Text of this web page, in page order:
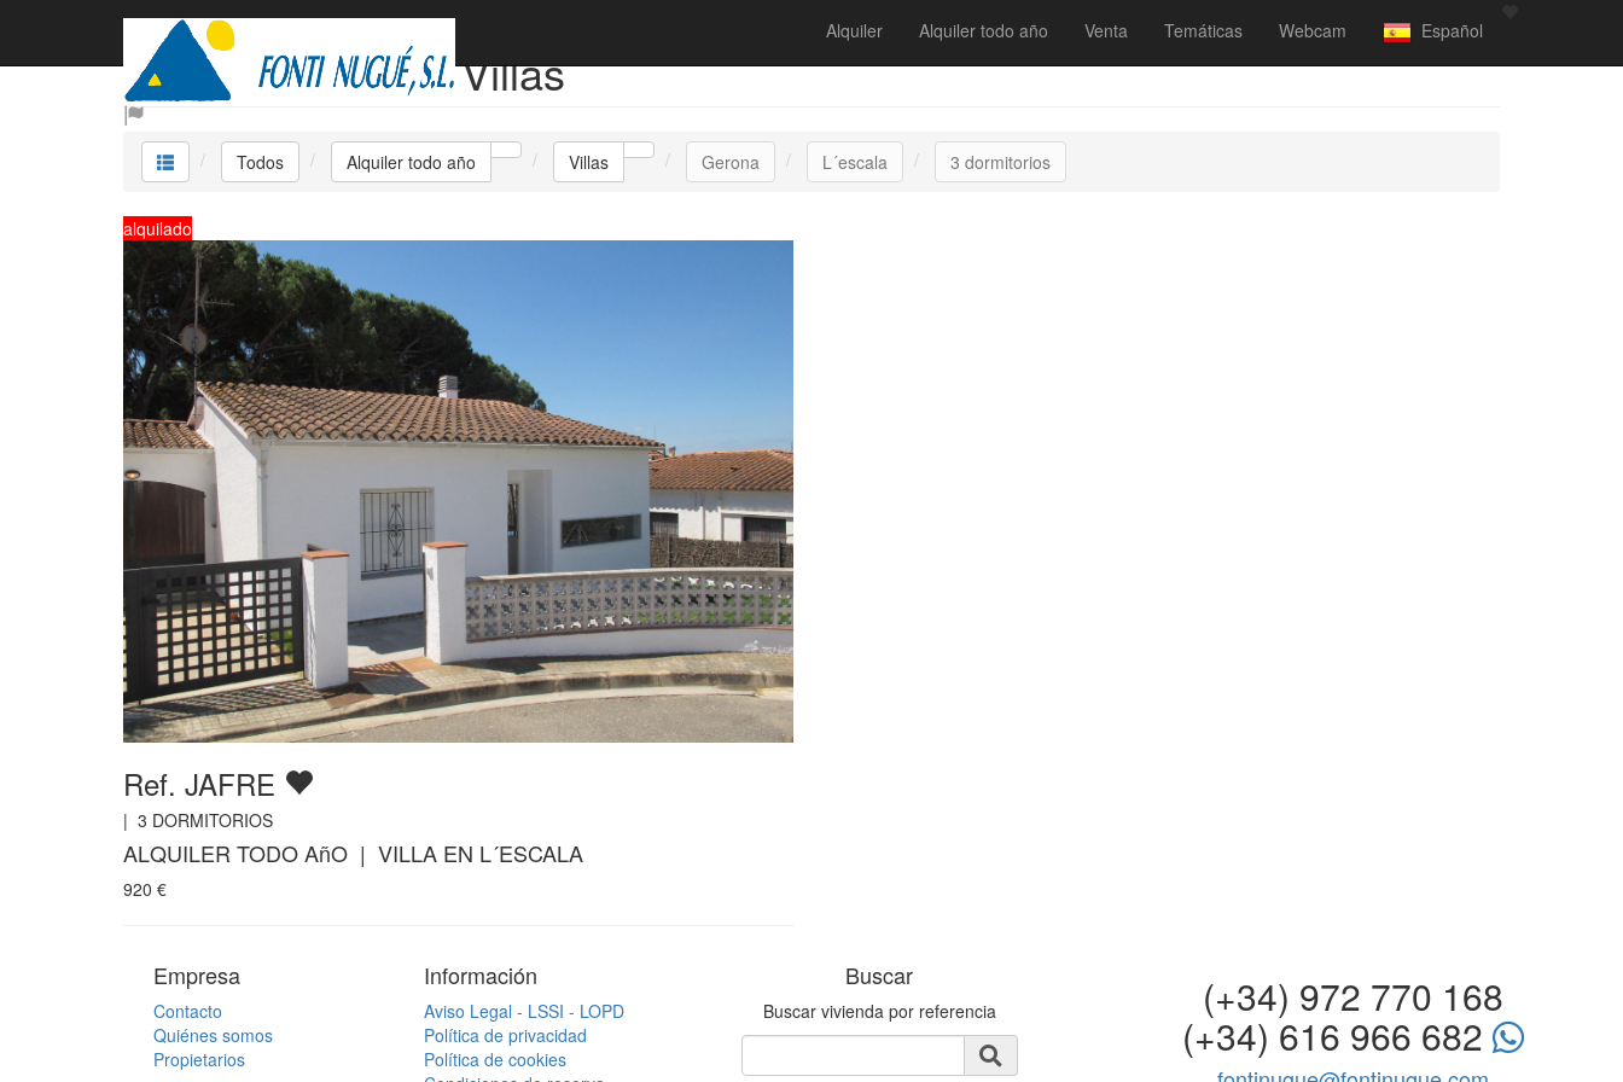
Alquiler Alquiler todo año Venta Temáticas Webcam Español
Alquiler todo año Villas
Todos Alquiler todo año Villas Gerona L´escala 3 dormitorios
alquilado
Ref. JAFRE
| 3 DORMITORIOS
ALQUILER TODO AñO | VILLA EN L´ESCALA
920 €
Empresa
Contacto
Quiénes somos
Propietarios
Información
Aviso Legal - LSSI - LOPD
Política de privacidad
Política de cookies
Buscar
Buscar vivienda por referencia (+34) 972 770 168
(+34) 616 966 682